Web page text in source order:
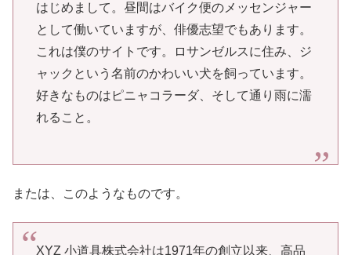
はじめまして。昼間はバイク便のメッセンジャー
として働いていますが、俳優志望でもあります。
これは僕のサイトです。ロサンゼルスに住み、ジ
ャックという名前のかわいい犬を飼っています。
好きなものはピニャコラーダ、そして通り雨に濡
れること。
または、このようなものです。
XYZ 小道具株式会社は1971年の創立以来、高品